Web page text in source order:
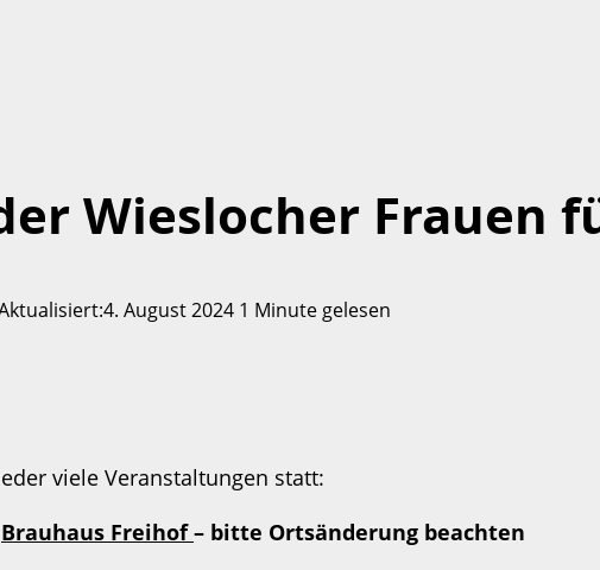
Wieslocher Frauen
August 2024 1 Minute gelesen
viele Veranstaltungen statt:
Brauhaus Freihof– bitte Ortsänderung beachten